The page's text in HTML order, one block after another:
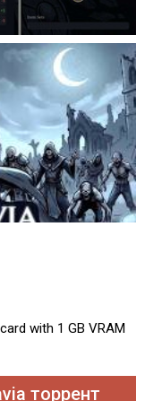
with 1 GB VRAM
торрент